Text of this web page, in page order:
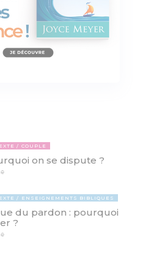
COUPLE
on se dispute ?
ENSEIGNEMENTS BIBLIQUES
du pardon : pourquoi
?